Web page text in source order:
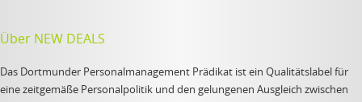
Über NEW DEALS
Das Dortmunder Personalmanagement Prädikat ist ein Qualitätslabel für
eine zeitgemäße Personalpolitik und den gelungenen Ausgleich zwischen